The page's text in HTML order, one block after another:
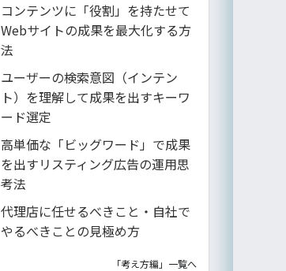
コンテンツに「役割」を持たせて
Webサイトの成果を最大化する方
法
ユーザーの検索意図（インテン
ト）を理解して成果を出すキーワ
ード選定
高単価な「ビッグワード」で成果
を出すリスティング広告の運用思
考法
代理店に任せるべきこと・自社で
やるべきことの見極め方
「考え方編」一覧へ